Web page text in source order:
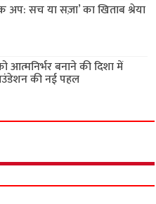
सच या सज़ा’ का खिताब श्रेया
आत्मनिर्भर बनाने की दिशा में
की नई पहल